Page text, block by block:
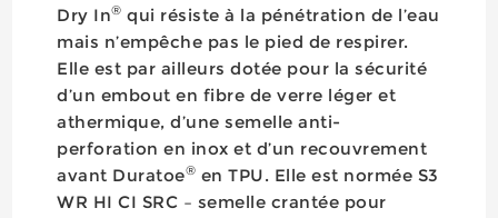
Dry In® qui résiste à la pénétration de l’eau
mais n’empêche pas le pied de respirer.
Elle est par ailleurs dotée pour la sécurité
d’un embout en fibre de verre léger et
athermique, d’une semelle anti-
perforation en inox et d’un recouvrement
avant Duratoe® en TPU. Elle est normée S3
WR HI CI SRC – semelle crantée pour